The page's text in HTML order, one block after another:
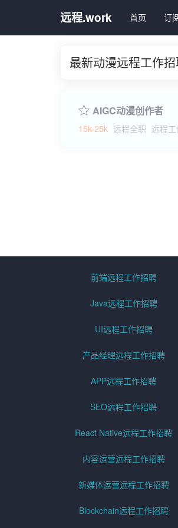
远程.work 首页 订
最新动漫远程工作
AIGC动漫创作者
15k-25k 远程全职 远程
前端远程工作招聘
Java远程工作招聘
UI远程工作招聘
产品经理远程工作招聘
APP远程工作招聘
SEO远程工作招聘
React Native远程工作招聘
内容运营远程工作招聘
新媒体运营远程工作招聘
Blockchain远程工作招聘